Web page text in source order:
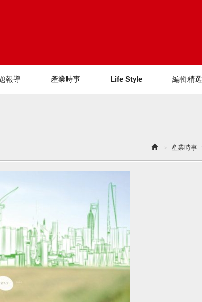
報導 產業時事 Life Style 編輯精選
產業時事